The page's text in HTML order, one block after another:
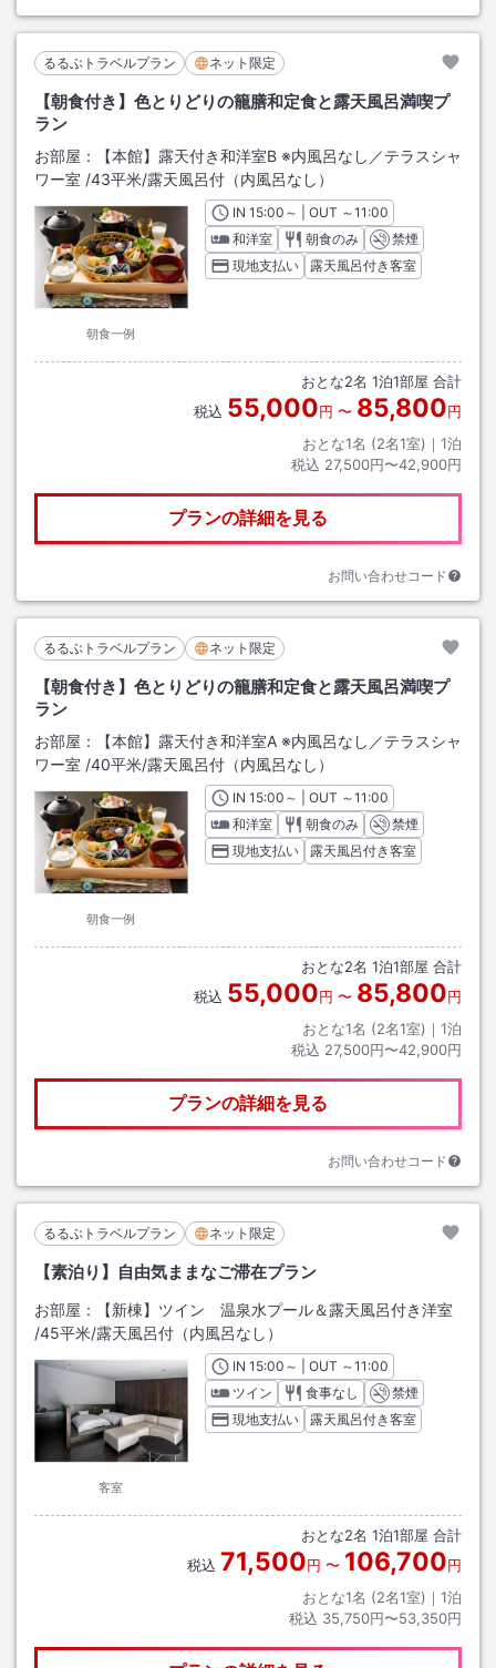
るるぶトラベルプラン ネット限定
【朝食付き】色とりどりの籠膳和定食と露天風呂満喫プ
ラン
お部屋：
【本館】露天付き和洋室B ※内風呂なし／テラスシャ
ワー室 /43平米/露天風呂付（内風呂なし）
朝食一例
INチェックイン
15:00 ～ | OUT チェックアウト
～11:00
和洋室
朝食のみ
禁煙
現地支払い
露天風呂付き客室
おとな2名 1泊1部屋 合計
税込 55,000円 〜 85,800円
おとな1名 (2名1室)｜ 1泊
税込 27,500円〜42,900円
プランの詳細を見る
お問い合わせコード
るるぶトラベルプラン ネット限定
【朝食付き】色とりどりの籠膳和定食と露天風呂満喫プ
ラン
お部屋：
【本館】露天付き和洋室A ※内風呂なし／テラスシャ
ワー室 /40平米/露天風呂付（内風呂なし）
朝食一例
INチェックイン
15:00 ～ | OUT チェックアウト
～11:00
和洋室
朝食のみ
禁煙
現地支払い
露天風呂付き客室
おとな2名 1泊1部屋 合計
税込 55,000円 〜 85,800円
おとな1名 (2名1室)｜ 1泊
税込 27,500円〜42,900円
プランの詳細を見る
お問い合わせコード
るるぶトラベルプラン ネット限定
【素泊り】自由気ままなご滞在プラン
お部屋：
【新棟】ツイン 温泉水プール＆露天風呂付き洋室
/45平米/露天風呂付（内風呂なし）
客室
INチェックイン
15:00 ～ | OUT チェックアウト
～11:00
ツイン
食事なし
禁煙
現地支払い
露天風呂付き客室
おとな2名 1泊1部屋 合計
税込 71,500円 〜 106,700円
おとな1名 (2名1室)｜ 1泊
税込 35,750円〜53,350円